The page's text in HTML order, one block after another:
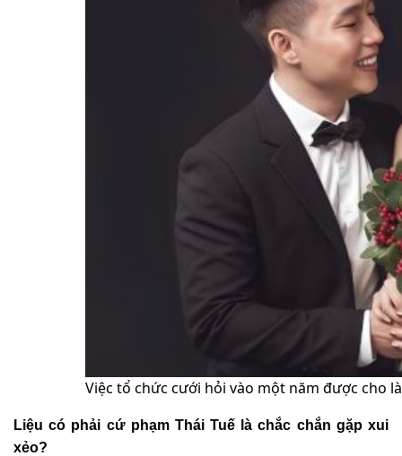
Việc tổ chức cưới hỏi vào một năm được cho
Liệu có phải cứ phạm Thái Tuế là chắc chắn gặp xui
xẻo?